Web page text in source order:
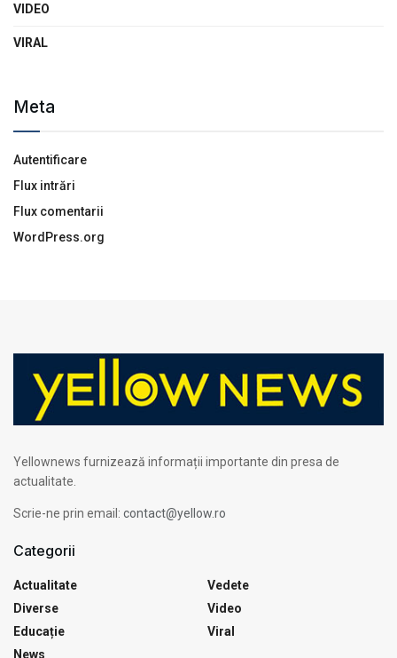
VIDEO
VIRAL
Meta
Autentificare
Flux intrări
Flux comentarii
WordPress.org
Yellownews furnizează informații importante din presa de
actualitate.
Scrie-ne prin email: contact@yellow.ro
Categorii
Actualitate
Diverse
Educație
News
Vedete
Video
Viral